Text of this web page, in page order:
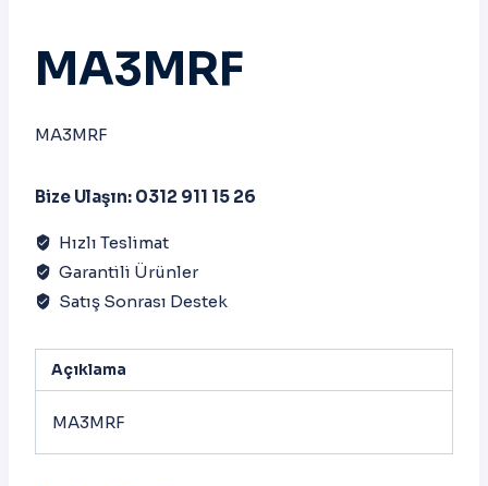
MA3MRF
MA3MRF
Bize Ulaşın: 0312 911 15 26
Hızlı Teslimat
Garantili Ürünler
Satış Sonrası Destek
Açıklama
MA3MRF